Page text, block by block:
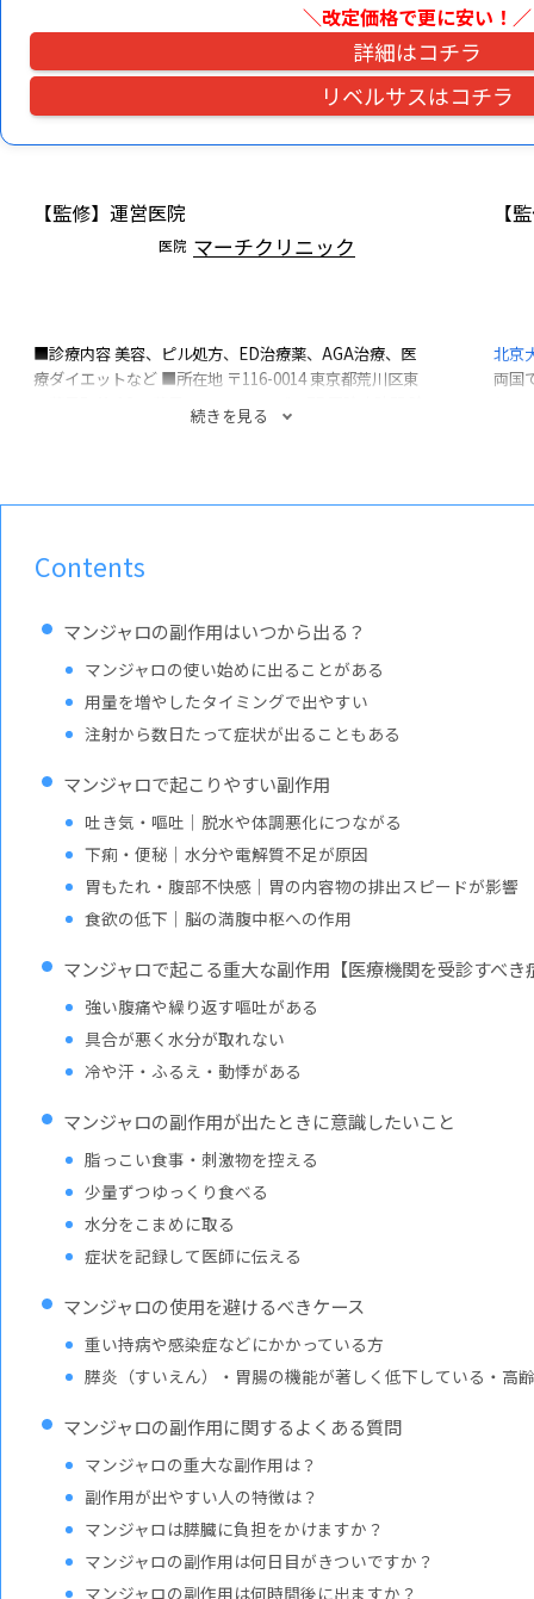
＼改定価格で更に安い！ ／
詳細はコチラ
リベルサスはコチラ
【監修】運営医院
医院 マーチクリニック
■診療内容美容、ピル処方、ED治療薬、AGA治療、医
療ダイエットなど ■所在地 〒116-0014東京都荒川区東
療時間：10:00～19:00 （日祝休診）
続きを見る
【
北京
両国
Contents
マンジャロの副作用はいつから出る？
マンジャロの使い始めに出ることがある
用量を増やしたタイミングで出やすい
注射から数日たって症状が出ることもある
マンジャロで起こりやすい副作用
吐き気・嘔吐｜脱水や体調悪化につながる
下痢・便秘｜水分や電解質不足が原因
胃もたれ・腹部不快感｜胃の内容物の排出スピードが影響
食欲の低下｜脳の満腹中枢への作用
マンジャロで起こる重大な副作用【医療機関を受診すべき
強い腹痛や繰り返す嘔吐がある
具合が悪く水分が取れない
冷や汗・ふるえ・動悸がある
マンジャロの副作用が出たときに意識したいこと
脂っこい食事・刺激物を控える
少量ずつゆっくり食べる
水分をこまめに取る
症状を記録して医師に伝える
マンジャロの使用を避けるべきケース
重い持病や感染症などにかかっている方
膵炎（すいえん）・胃腸の機能が著しく低下している・高
マンジャロの副作用に関するよくある質問
マンジャロの重大な副作用は？
副作用が出やすい人の特徴は？
マンジャロは膵臓に負担をかけますか？
マンジャロの副作用は何日目がきついですか？
マンジャロの副作用は何時間後に出ますか？